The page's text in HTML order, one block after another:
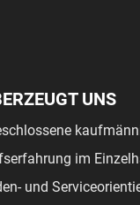
UNS
im
und